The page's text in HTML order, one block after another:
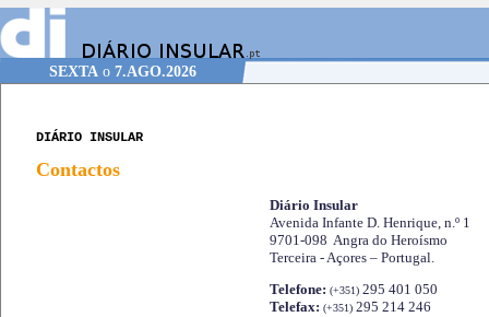
SEXTA o 7.AGO.2026
DIÁRIO INSULAR
Contactos
Diário Insular
Avenida Infante D. Henrique, n.º 1
9701-098 Angra do Heroísmo
Terceira - Açores – Portugal.
Telefone: (+351) 295 401 050
Telefax: (+351) 295 214 246